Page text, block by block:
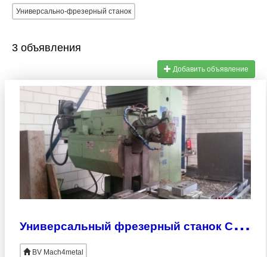
Универсально-фрезерный станок
3 объявления
Добавить объявление
У
ниверсальный фрезерный станок Correa A 16 HeidenHain TNC 355
BV Mach4metal